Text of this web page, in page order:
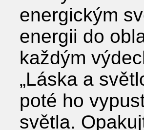
energickým
energii do
každým
„Láska a
poté ho
světla.